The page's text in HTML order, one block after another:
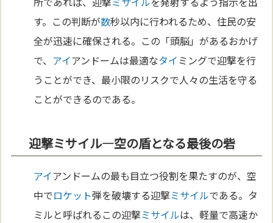
す。この判断が数秒以内に行われるため、住民の安
全が迅速に確保される。この「頭脳」があるおかげ
で、 アイアンドームは最適なタイミングで迎撃を行
うことができ、最小限のリスクで人々の生活を守る
ことができるのである。
迎撃ミサイル―空の盾となる最後の砦
アイアンドームの最も目立つ役割を果たすのが、空
中でロケット弾を破壊する迎撃ミサイルである。タ
ミルと呼ばれるこの迎撃ミサイルは、軽量で高速か